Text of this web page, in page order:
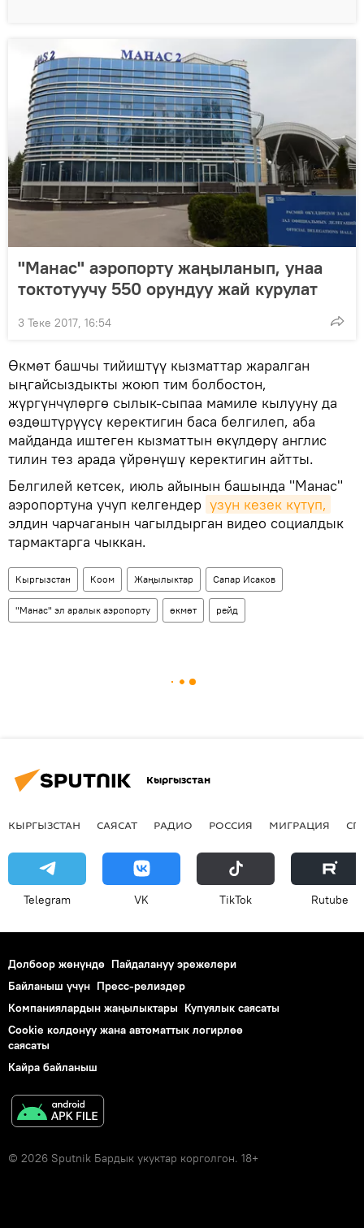
"Манас" аэропорту жаңыланып, унаа
токтотуучу 550 орундуу жай курулат
3 Теке 2017, 16:54
Өкмөт башчы тийиштүү кызматтар жаралган
ыңгайсыздыкты жоюп тим болбостон,
жүргүнчүлөргө сылык-сыпаа мамиле кылууну да
өздөштүрүүсү керектигин баса белгилеп, аба
майданда иштеген кызматтын өкүлдөрү англис
тилин тез арада үйрөнүшү керектигин айтты.
Белгилей кетсек, июль айынын башында "Манас"
аэропортуна учуп келгендер узун кезек күтүп,
элдин чарчаганын чагылдырган видео социалдык
тармактарга чыккан.
Кыргызстан Коом Жаңылыктар Сапар Исаков
"Манас" эл аралык аэропорту өкмөт рейд
Кыргызстан
КЫРГЫЗСТАН САЯСАТ РАДИО РОССИЯ МИГРАЦИЯ
Telegram VK ТikТоk Rutube
Долбоор жөнүндө Пайдалануу эрежелери
Байланыш үчүн Пресс-релиздер
Компаниялардын жаңылыктары Купуялык саясаты
Cookie колдонуу жана автоматтык логирлөө
саясаты
Кайра байланыш
© 2026 Sputnik Бардык укуктар корголгон. 18+